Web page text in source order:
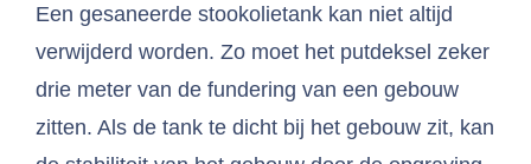
Een gesaneerde stookolietank kan niet altijd
verwijderd worden. Zo moet het putdeksel zeker
drie meter van de fundering van een gebouw
zitten. Als de tank te dicht bij het gebouw zit, kan